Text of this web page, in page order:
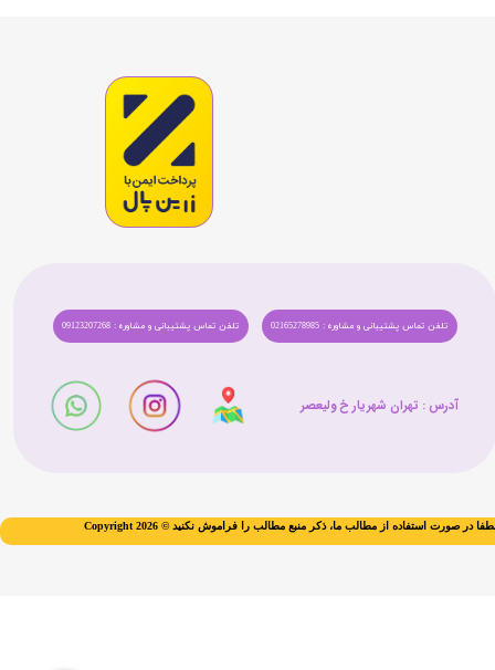
تلفن تماس پشتیبانی و مشاوره : 09123207268 تلفن تماس پشتیبانی و مشاوره : 02165278985
آدرس : تهران شهریار خ ولیعصر​​​​​​​